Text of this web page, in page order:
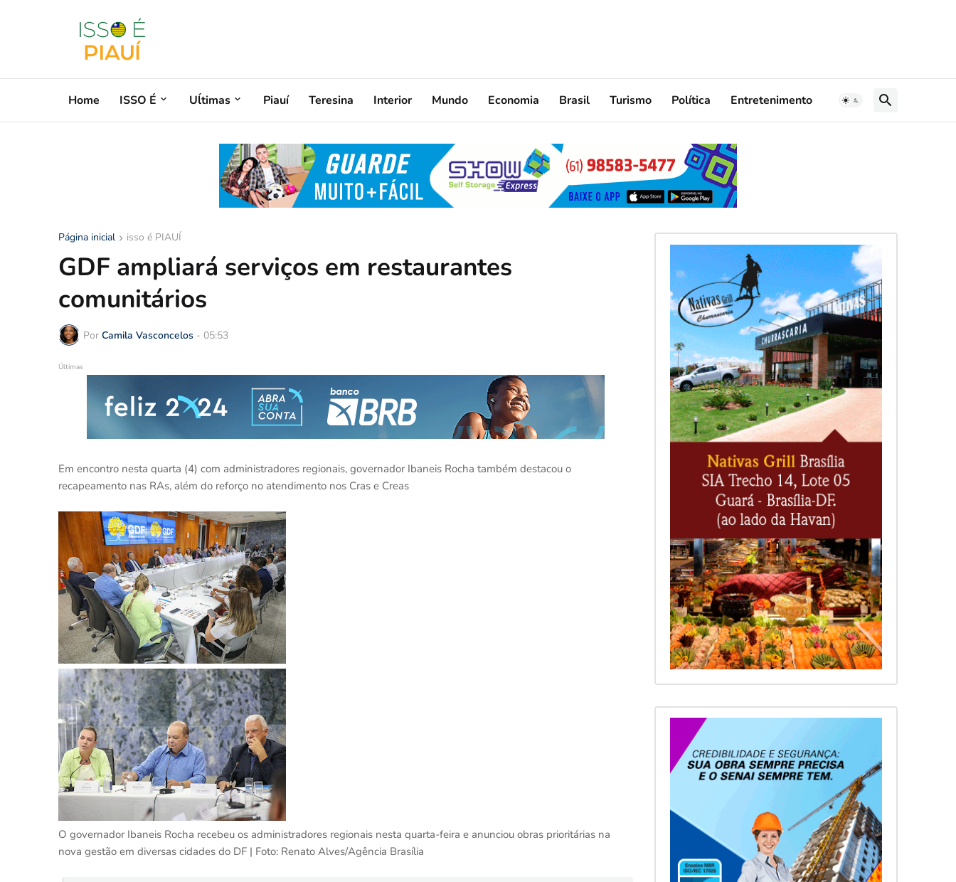
Home ISSO É Uĺtimas Piauí Teresina Interior Mundo Economia Brasil Turismo Política Entretenimento
Página inicial isso é PIAUÍ
GDF ampliará serviços em restaurantes
comunitários
Por Camila Vasconcelos - 05:53
Últimas
Em encontro nesta quarta (4) com administradores regionais, governador Ibaneis Rocha também destacou o
recapeamento nas RAs, além do reforço no atendimento nos Cras e Creas
O governador Ibaneis Rocha recebeu os administradores regionais nesta quarta-feira e anunciou obras prioritárias na
nova gestão em diversas cidades do DF | Foto: Renato Alves/Agência Brasília